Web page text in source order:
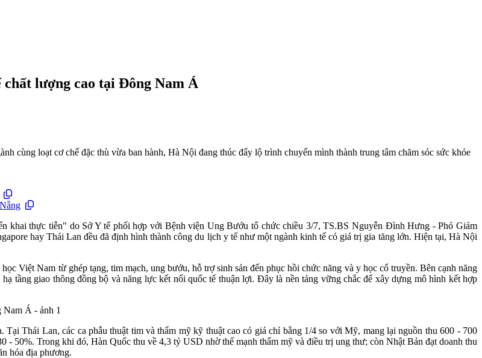
lượng cao tại Đông Nam Á
cùng loạt cơ chế đặc thù vừa ban hành, Hà Nội đang thúc đẩy lộ trình chuyển mình thành trung tâm chăm sóc sức khỏe
khai thực tiễn" do Sở Y tế phối hợp với Bệnh viện Ung Bướu tổ chức chiều 3/7, TS.BS Nguyễn Đình Hưng - Phó Giám
hay Thái Lan đều đã định hình thành công du lịch y tế như một ngành kinh tế có giá trị gia tăng lớn. Hiện tại, Hà Nội
Việt Nam từ ghép tạng, tim mạch, ung bướu, hỗ trợ sinh sản đến phục hồi chức năng và y học cổ truyền. Bên cạnh năng
tầng giao thông đồng bộ và năng lực kết nối quốc tế thuận lợi. Đây là nền tảng vững chắc để xây dựng mô hình kết hợp
Thái Lan, các ca phẫu thuật tim và thẩm mỹ kỹ thuật cao có giá chỉ bằng 1/4 so với Mỹ, mang lại nguồn thu 600 - 700
50%. Trong khi đó, Hàn Quốc thu về 4,3 tỷ USD nhờ thế mạnh thẩm mỹ và điều trị ung thư; còn Nhật Bản đạt doanh thu
hóa địa phương.